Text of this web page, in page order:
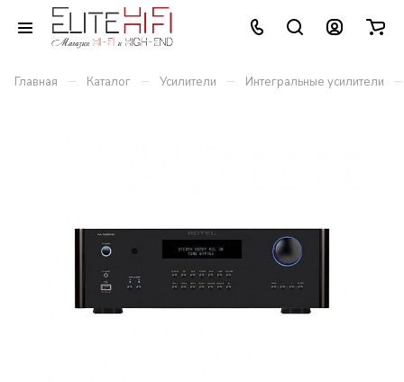
Главная – Каталог – Усилители – Интегральные усилители –